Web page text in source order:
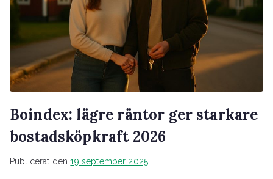
Boindex: lägre räntor ger starkare
bostadsköpkraft 2026
Publicerat den19 september 2025